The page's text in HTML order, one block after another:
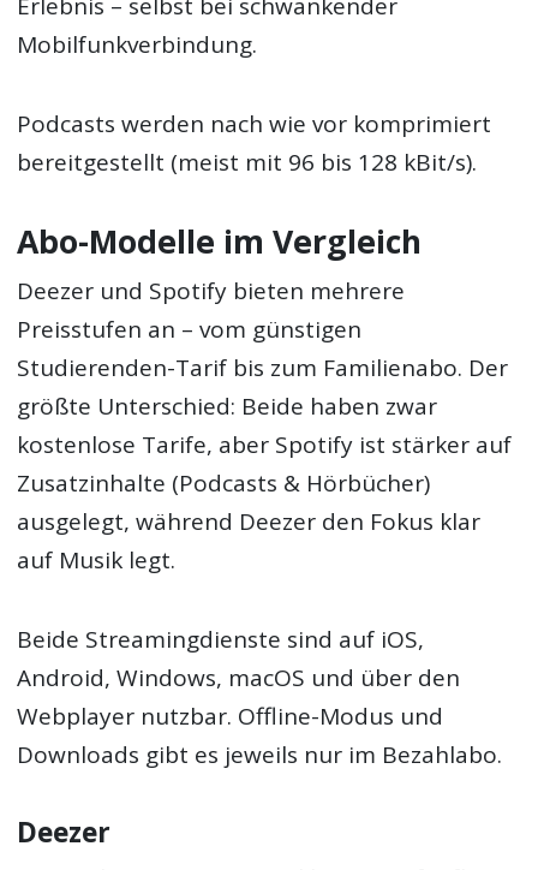
Erlebnis – selbst bei schwankender
Mobilfunkverbindung.
Podcasts werden nach wie vor komprimiert
bereitgestellt (meist mit 96 bis 128 kBit/s).
Abo-Modelle im Vergleich
Deezer und Spotify bieten mehrere
Preisstufen an – vom günstigen
Studierenden-Tarif bis zum Familienabo. Der
größte Unterschied: Beide haben zwar
kostenlose Tarife, aber Spotify ist stärker auf
Zusatzinhalte (Podcasts & Hörbücher)
ausgelegt, während Deezer den Fokus klar
auf Musik legt.
Beide Streamingdienste sind auf iOS,
Android, Windows, macOS und über den
Webplayer nutzbar. Offline-Modus und
Downloads gibt es jeweils nur im Bezahlabo.
Deezer